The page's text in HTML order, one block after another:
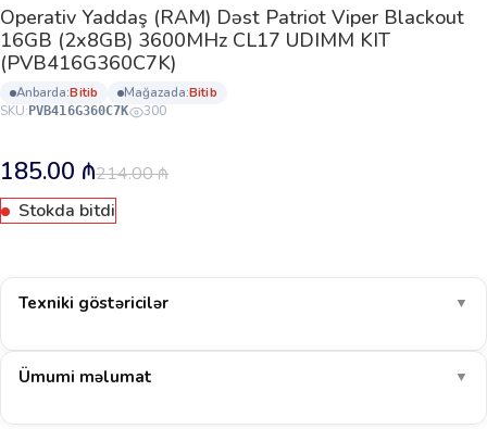
Operativ Yaddaş (RAM) Dəst Patriot Viper Blackout
16GB (2x8GB) 3600MHz CL17 UDIMM KIT
(PVB416G360C7K)
anbarda: bi̇ti̇b mağazada: bi̇ti̇b
SKU: PVB416G360C7K 300
214.00₼
185.00 ₼
Stokda bitdi
Texniki göstəricilər ▼
Ümumi məlumat ▼